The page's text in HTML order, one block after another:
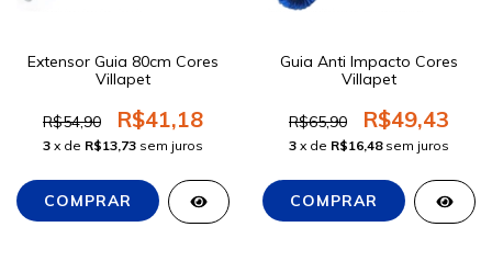
Extensor Guia 80cm Cores
Villapet
R$54,90 R$41,18
3 x de R$13,73 sem juros
Guia Anti Impacto Cores
Villapet
R$65,90 R$49,43
3 x de R$16,48 sem juros